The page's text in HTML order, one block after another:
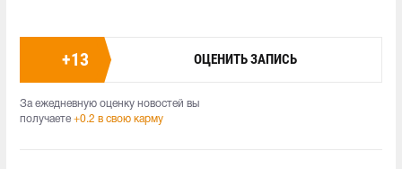
+13 ОЦЕНИТЬ ЗАПИСЬ
За ежедневную оценку новостей вы
получаете +0.2 в свою карму